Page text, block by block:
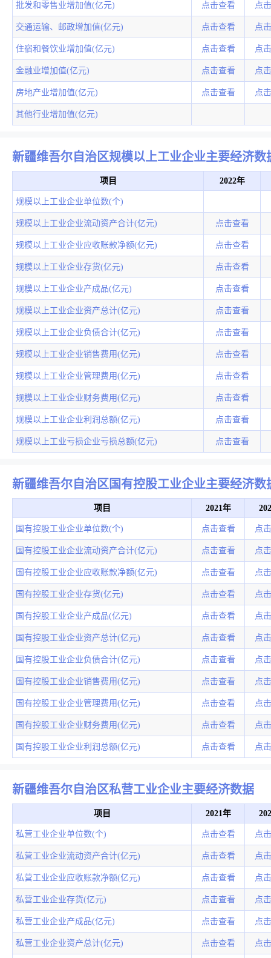
批发和零售业增加值(亿元) 点击查看 点
交通运输、邮政增加值(亿元) 点击查看 点
住宿和餐饮业增加值(亿元) 点击查看 点
金融业增加值(亿元) 点击查看 点
房地产业增加值(亿元) 点击查看 点
其他行业增加值(亿元)
新疆维吾尔自治区规模以上工业企业主要经济数
项目 2022年
规模以上工业企业单位数(个)
规模以上工业企业流动资产合计(亿元) 点击查看
规模以上工业企业应收账款净额(亿元) 点击查看
规模以上工业企业存货(亿元) 点击查看
规模以上工业企业产成品(亿元) 点击查看
规模以上工业企业资产总计(亿元) 点击查看
规模以上工业企业负债合计(亿元) 点击查看
规模以上工业企业销售费用(亿元) 点击查看
规模以上工业企业管理费用(亿元) 点击查看
规模以上工业企业财务费用(亿元) 点击查看
规模以上工业企业利润总额(亿元) 点击查看
规模以上工业亏损企业亏损总额(亿元) 点击查看
新疆维吾尔自治区国有控股工业企业主要经济数
项目 2021年
国有控股工业企业单位数(个) 点击查看 点
国有控股工业企业流动资产合计(亿元) 点击查看 点
国有控股工业企业应收账款净额(亿元) 点击查看 点
国有控股工业企业存货(亿元) 点击查看 点
国有控股工业企业产成品(亿元) 点击查看 点
国有控股工业企业资产总计(亿元) 点击查看 点
国有控股工业企业负债合计(亿元) 点击查看 点
国有控股工业企业销售费用(亿元) 点击查看 点
国有控股工业企业管理费用(亿元) 点击查看 点
国有控股工业企业财务费用(亿元) 点击查看 点
国有控股工业企业利润总额(亿元) 点击查看 点
新疆维吾尔自治区私营工业企业主要经济数据
项目 2021年
私营工业企业单位数(个) 点击查看 点
私营工业企业流动资产合计(亿元) 点击查看 点
私营工业企业应收账款净额(亿元) 点击查看 点
私营工业企业存货(亿元) 点击查看 点
私营工业企业产成品(亿元) 点击查看 点
私营工业企业资产总计(亿元) 点击查看 点